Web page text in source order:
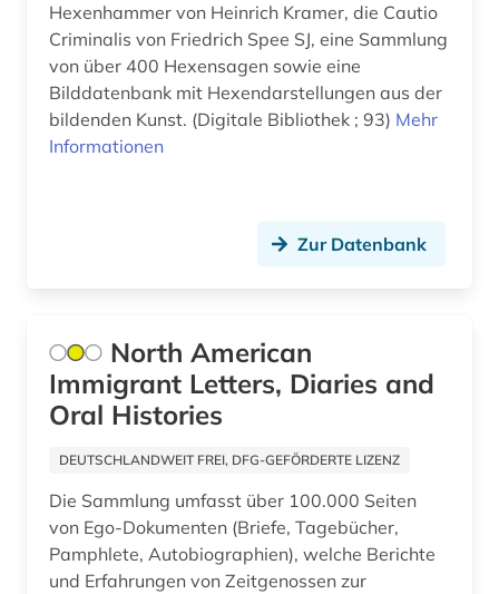
entnazifizierung (1)
entscheidsammlung (1)
entscheidung (1)
erinnerung (1)
erzdiözese münchen und freising (1)
erzkanzler (1)
europa (14)
europäische union (4)
Hexenhammer von Heinrich Kramer, die Cautio
Criminalis von Friedrich Spee SJ, eine Sammlung
von über 400 Hexensagen sowie eine
Bilddatenbank mit Hexendarstellungen aus der
bildenden Kunst. (Digitale Bibliothek ; 93) Mehr
Informationen
Zur Datenbank
North American
Immigrant Letters, Diaries and
Oral Histories
DEUTSCHLANDWEIT FREI, DFG-GEFÖRDERTE LIZENZ
Die Sammlung umfasst über 100.000 Seiten
von Ego-Dokumenten (Briefe, Tagebücher,
Pamphlete, Autobiographien), welche Berichte
und Erfahrungen von Zeitgenossen zur